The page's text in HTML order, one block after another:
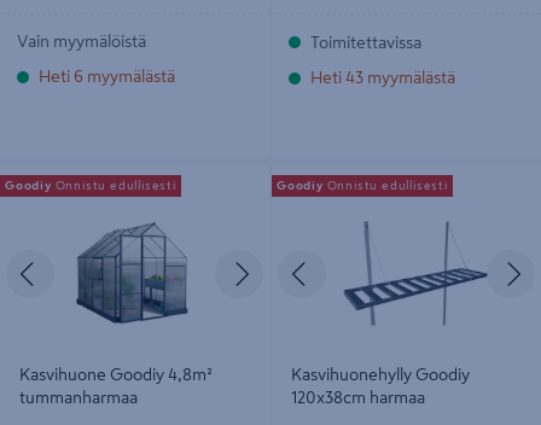
Vain myymälöistä
Heti 6 myymälästä
Toimitettavissa
Heti 43 myymälästä
Kasvihuone Goodiy 4,8m²
tummanharmaa
Edellinen Seuraava
Kasvihuone Goodiy 4,8m²
tummanharmaa
Goodiy Onnistu edullisesti
Kasvihuonehylly Goodiy 120x38cm
harmaa
Edellinen
Kasvihuonehylly Goodiy
120x38cm harmaa
Goodiy Onnistu edullisesti